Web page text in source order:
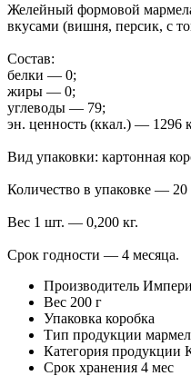
Желейный формовой
вкусами (вишня, персик, с
Состав:
белки — 0;
жиры — 0;
углеводы — 79;
эн. ценность (ккал.) — 1296
Вид упаковки: картонная
Количество в упаковке — 20
Вес 1 шт. — 0,200 кг.
Срок годности — 4 месяца.
Производитель
Вес 200 г
Упаковка коробка
Тип продукции
Категория продукции
Cрок хранения 4 мес